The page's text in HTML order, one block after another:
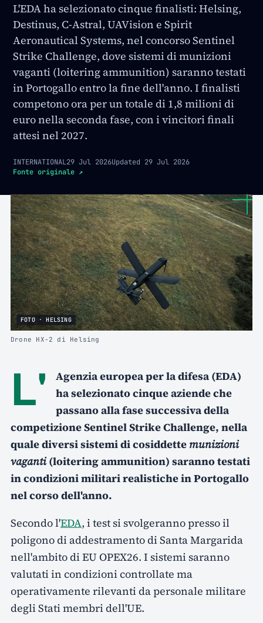
L'EDA ha selezionato cinque finalisti: Helsing,
Destinus, C-Astral, UAVision e Spirit
Aeronautical Systems, nel concorso Sentinel
Strike Challenge, dove sistemi di munizioni
vaganti (loitering ammunition) saranno testati
in Portogallo entro la fine dell'anno. I finalisti
competono ora per un totale di 1,8 milioni di
euro nella seconda fase, con i vincitori finali
attesi nel 2027.
INTERNATIONAL29 Jul 2026Updated 29 Jul 2026
Fonte originale ↗
FOTO · HELSING
Drone HX-2 di Helsing
L'
Agenzia europea per la difesa (EDA)
ha selezionato cinque aziende che
passano alla fase successiva della
competizione Sentinel Strike Challenge, nella
quale diversi sistemi di cosiddette munizioni
vaganti(loitering ammunition) saranno testati
in condizioni militari realistiche in Portogallo
nel corso dell'anno.
Secondo l'EDA, i test si svolgeranno presso il
poligono di addestramento di Santa Margarida
nell'ambito di EU OPEX26. I sistemi saranno
valutati in condizioni controllate ma
operativamente rilevanti da personale militare
degli Stati membri dell'UE.